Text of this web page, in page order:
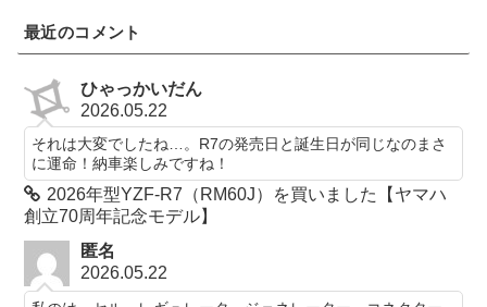
最近のコメント
ひゃっかいだん
2026.05.22
それは大変でしたね…。R7の発売日と誕生日が同じなのまさ
に運命！納車楽しみですね！
2026年型YZF-R7（RM60J）を買いました【ヤマハ
創立70周年記念モデル】
匿名
2026.05.22